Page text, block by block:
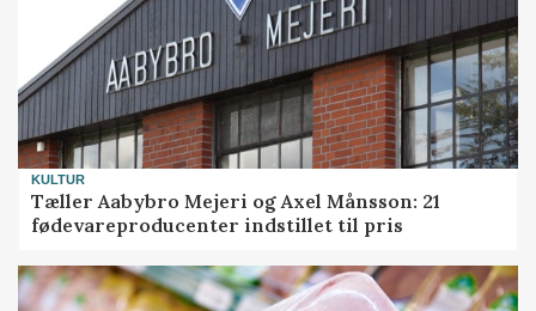
KULTUR
Tæller Aabybro Mejeri og Axel Månsson: 21
fødevareproducenter indstillet til pris